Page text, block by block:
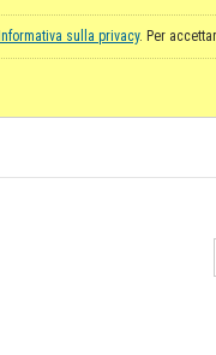
Informativa sulla privacy. Per